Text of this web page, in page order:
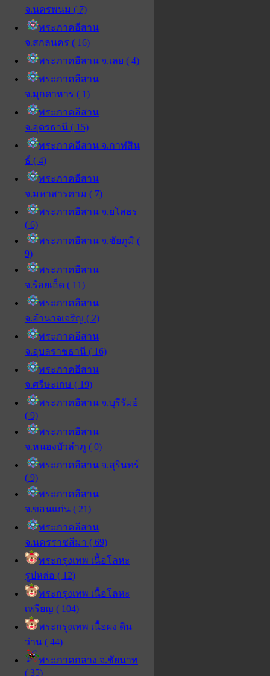
จ.นครพนม ( 7)
พระภาคอีสาน
จ.สกลนคร ( 16)
พระภาคอีสาน จ.เลย ( 4)
พระภาคอีสาน
จ.มุกดาหาร ( 1)
พระภาคอีสาน
จ.อุดรธานี ( 15)
พระภาคอีสาน จ.กาฬสิน
ธ์ ( 4)
พระภาคอีสาน
จ.มหาสารคาม ( 7)
พระภาคอีสาน จ.ยโสธร
( 6)
พระภาคอีสาน จ.ชัยภูมิ (
9)
พระภาคอีสาน
จ.ร้อยเอ็ด ( 11)
พระภาคอีสาน
จ.อำนาจเจริญ ( 2)
พระภาคอีสาน
จ.อุบลราชธานี ( 16)
พระภาคอีสาน
จ.ศรีษะเกษ ( 19)
พระภาคอีสาน จ.บุรีรัมย์
( 9)
พระภาคอีสาน
จ.หนองบัวลำภู ( 0)
พระภาคอีสาน จ.สุรินทร์
( 9)
พระภาคอีสาน
จ.ขอนแก่น ( 21)
พระภาคอีสาน
จ.นครราชสีมา ( 69)
พระกรุงเทพ เนื้อโลหะ
รูปหล่อ ( 12)
พระกรุงเทพ เนื้อโลหะ
เหรียญ ( 104)
พระกรุงเทพ เนื้อผง ดิน
ว่าน ( 44)
พระภาคกลาง จ.ชัยนาท
( 35)